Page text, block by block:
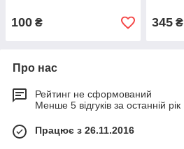
100 ₴ 345₴
Про нас
Рейтинг не сформований
Менше 5 відгуків за останній рік
Працює з 26.11.2016